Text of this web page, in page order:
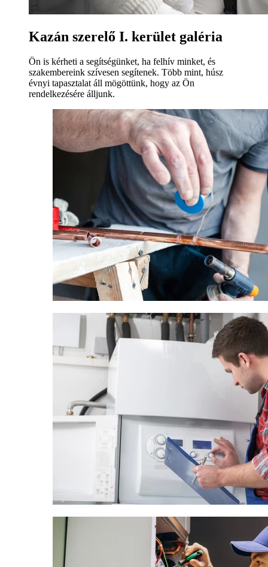
Kazán szerelő I. kerület galéria
Ön is kérheti a segítségünket, ha felhív minket, és
szakembereink szívesen segítenek. Több mint, húsz
évnyi tapasztalat áll mögöttünk, hogy az Ön
rendelkezésére álljunk.